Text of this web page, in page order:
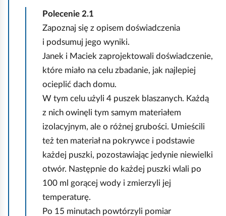
Polecenie 2.1
Zapoznaj się z opisem doświadczenia
i podsumuj jego wyniki.
Janek i Maciek zaprojektowali doświadczenie,
które miało na celu zbadanie, jak najlepiej
ocieplić dach domu.
W tym celu użyli 4 puszek blaszanych. Każdą
z nich owinęli tym samym materiałem
izolacyjnym, ale o różnej grubości. Umieścili
też ten materiał na pokrywce i podstawie
każdej puszki, pozostawiając jedynie niewielki
otwór. Następnie do każdej puszki wlali po
100 ml gorącej wody i zmierzyli jej
temperaturę.
Po 15 minutach powtórzyli pomiar